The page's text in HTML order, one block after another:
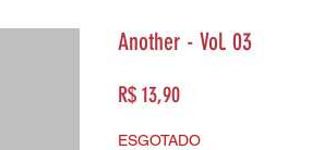
Another - Vol. 03
R$ 13,90Preço
ESGOTADO